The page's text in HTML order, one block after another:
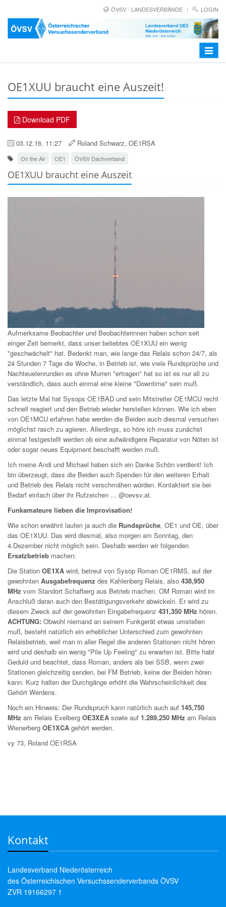
ÖVSV - LANDESVERBÄNDE LOGIN
Toggle
OE1XUU braucht eine Auszeit!
Download PDF
03.12.16, 11:27 Roland Schwarz, OE1RSA
On the Air OE1 ÖVSV Dachverband
OE1XUU braucht eine Auszeit
Aufmerksame Beobachter und Beobachterinnen haben schon seit
einger Zeit bemerkt, dass unser beliebtes OE1XUU ein wenig
"geschwächelt" hat. Bedenkt man, wie lange das Relais schon 24/7, als
24 Stunden 7 Tage die Woche, in Betrieb ist, wie viele Rundsprüche und
Nachteuelenrunden es ohne Murren "ertragen" hat so ist es nur all zu
verständlich, dass auch einmal eine kleine "Downtime" sein muß.
Das letzte Mal hat Sysops OE1BAD und sein Mitstreiter OE1MCU recht
schnell reagiert und den Betrieb wieder herstellen können. Wie ich eben
von OE1MCU erfahren habe werden die Beiden auch diesmal versuchen
möglichst rasch zu agieren. Allerdings, so höre ich muss zunächst
einmal festgestellt werden ob eine aufwändigere Reparatur von Nöten ist
oder sogar neues Equipment beschafft werden muß.
Ich meine Andi und Michael haben sich ein Danke Schön verdient! Ich
bin überzeugt, dass die Beiden auch Spenden für den weiteren Erhalt
und Betrieb des Relais nicht verschmähen würden. Kontaktiert sie bei
Bedarf einfach über ihr Rufzeichen ... @oevsv.at.
Funkamateure lieben die Improvisation!
Wie schon erwähnt laufen ja auch die Rundsprüche, OE1 und OE, über
das OE1XUU. Das wird diesmal, also morgen am Sonntag, den
4.Dezember nicht möglich sein. Deshalb werden wir folgenden
Ersatzbetrieb machen:
Die Station OE1XA wird, betreut von Sysop Roman OE1RMS, auf der
gewohnten Ausgabefrequenz des Kahlenberg Relais, also 438,950
MHz vom Standort Schafberg aus Betrieb machen. OM Roman wird im
Anschluß daran auch den Bestätigungsverkehr abwickeln. Er wird zu
diesem Zweck auf der gewohnten Eingabefrequenz 431,350 MHz hören.
ACHTUNG: Obwohl niemand an seinem Funkgerät etwas umstellen
muß, besteht natürlich ein erheblicher Unterschied zum gewohnten
Relaisbetrieb, weil man in aller Regel die anderen Stationen nicht hören
wird und deshalb ein wenig "Pile Up Feeling" zu erwarten ist. Bitte habt
Geduld und beachtet, dass Roman, anders als bei SSB, wenn zwei
Stationen gleichzeitig senden, bei FM Betrieb, keine der Beiden hören
kann. Kurz halten der Durchgänge erhöht die Wahrscheinlichkeit des
Gehört Werdens.
Noch ein Hinweis: Der Rundspruch kann natürlich auch auf 145,750
MHz am Relais Exelberg OE3XEA sowie auf 1.289,250 MHz am Relais
Wienerberg OE1XCA gehört werden.
vy 73, Roland OE1RSA
Kontakt
Landesverband Niederösterreich
des Österreichischen Versuchssenderverbands ÖVSV
ZVR 19166297 1